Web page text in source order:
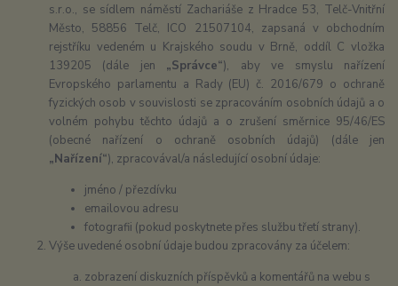
s.r.o., se sídlem náměstí Zachariáše z Hradce 53, Telč-Vnitřní
Město, 58856 Telč, ICO 21507104, zapsaná v obchodním
rejstříku vedeném u Krajského soudu v Brně, oddíl C vložka
139205 (dále jen „Správce“), aby ve smyslu nařízení
Evropského parlamentu a Rady (EU) č. 2016/679 o ochraně
fyzických osob v souvislosti se zpracováním osobních údajů a o
volném pohybu těchto údajů a o zrušení směrnice 95/46/ES
(obecné nařízení o ochraně osobních údajů) (dále jen
„Nařízení“), zpracovával/a následující osobní údaje:
jméno / přezdívku
emailovou adresu
fotografii (pokud poskytnete přes službu třetí strany).
Výše uvedené osobní údaje budou zpracovány za účelem:
zobrazení diskuzních příspěvků a komentářů na webu s